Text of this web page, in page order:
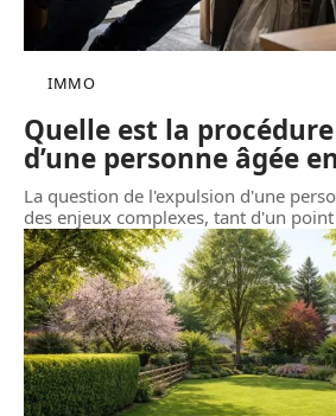
IMMO
Quelle est la
d’une personne âgée
La question de l'expulsion d'une
des enjeux complexes, tant d'un